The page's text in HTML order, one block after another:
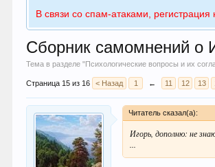
В связи со спам-атаками,
Сборник самомнений
Тема в разделе "Психологические вопросы и их
Страница 15 из 16 < Назад 1 ← 11 12 13
Читатель сказал(а):
Игорь, дополню: не
...